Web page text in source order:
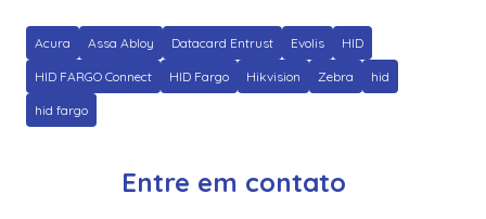
Acura Assa Abloy Datacard Entrust Evolis HID
HID FARGO Connect HID Fargo Hikvision Zebra hid
hid fargo
Entre em contato